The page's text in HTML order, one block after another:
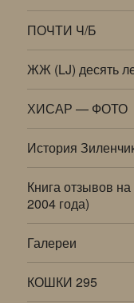
ПОЧТИ Ч/Б
ЖЖ (LJ) десять
ХИСАР — ФОТО
История
Книга отзывов
2004 года)
Галереи
КОШКИ 295